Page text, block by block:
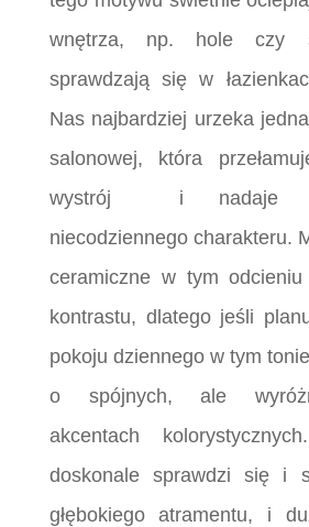
wnętrza, np. hole czy
sprawdzają się w
Nas najbardziej urzeka
salonowej, która
wystrój i nadaje
niecodziennego charakteru.
ceramiczne w tym
kontrastu, dlatego jeśli
pokoju dziennego w tym
o spójnych, ale
akcentach
doskonale sprawdzi się i
głębokiego atramentu, i